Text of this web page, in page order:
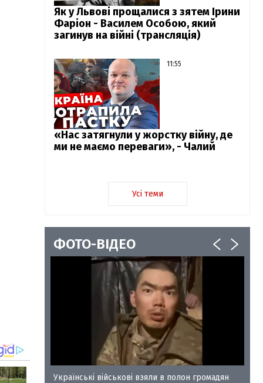
Як у Львові прощалися з зятем Ірини
Фаріон - Василем Особою, який
загинув на війні (трансляція)
11:55
«Нас затягнули у жорстку війну, де
ми не маємо переваги», - Чалий
Усі теми
ФОТО-ВІДЕО
35
Українські військові взяли в полон громадян